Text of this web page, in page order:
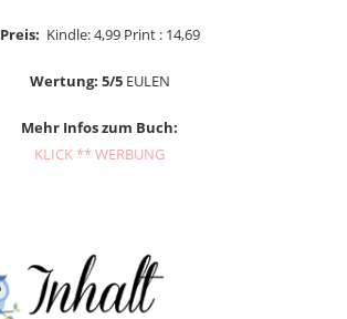
Preis: Kindle: 4,99 Print : 14,69
Wertung: 5/5EULEN
Mehr Infos zum Buch:
KLICK ** WERBUNG